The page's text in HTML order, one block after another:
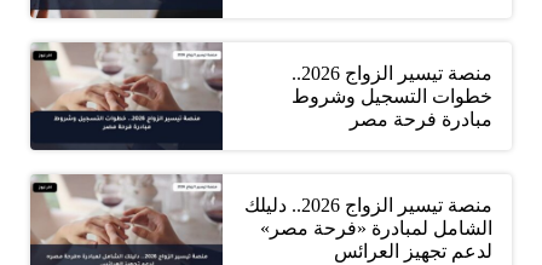
منصة تيسير الزواج 2026..
خطوات التسجيل وشروط
مبادرة فرحة مصر
منصة تيسير الزواج 2026.. دليلك
الشامل لمبادرة «فرحة مصر»
لدعم تجهيز العرائس